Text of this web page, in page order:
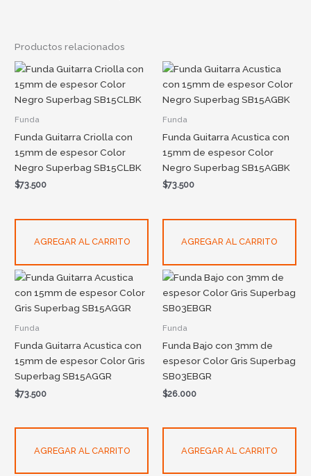
Productos relacionados
Funda
Funda Guitarra Criolla con
15mm de espesor Color
Negro Superbag SB15CLBK
$73.500
AGREGAR AL CARRITO
Funda
Funda Guitarra Acustica con
15mm de espesor Color
Negro Superbag SB15AGBK
$73.500
AGREGAR AL CARRITO
Funda
Funda Guitarra Acustica con
15mm de espesor Color Gris
Superbag SB15AGGR
$73.500
AGREGAR AL CARRITO
Funda
Funda Bajo con 3mm de
espesor Color Gris Superbag
SB03EBGR
$26.000
AGREGAR AL CARRITO